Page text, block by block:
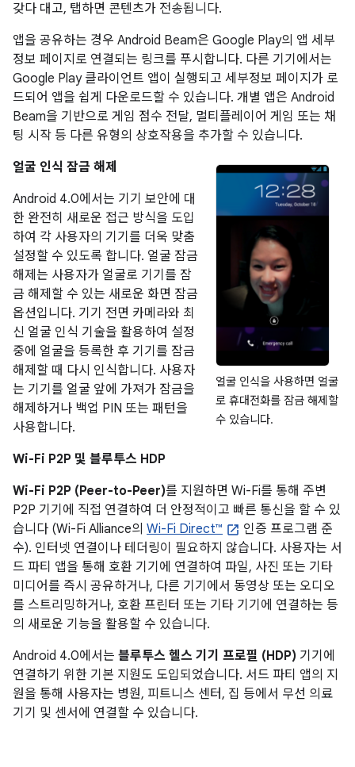
갖다 대고, 탭하면 콘텐츠가 전송됩니다.
앱을 공유하는 경우 Android Beam은 Google Play의 앱 세부
정보 페이지로 연결되는 링크를 푸시합니다. 다른 기기에서는
Google Play 클라이언트 앱이 실행되고 세부정보 페이지가 로
드되어 앱을 쉽게 다운로드할 수 있습니다. 개별 앱은 Android
Beam을 기반으로 게임 점수 전달, 멀티플레이어 게임 또는 채
팅 시작 등 다른 유형의 상호작용을 추가할 수 있습니다.
얼굴 인식을 사용하면 얼굴
로 휴대전화를 잠금 해제할
수 있습니다.
얼굴 인식 잠금 해제
Android 4.0에서는 기기 보안에 대
한 완전히 새로운 접근 방식을 도입
하여 각 사용자의 기기를 더욱 맞춤
설정할 수 있도록 합니다. 얼굴 잠금
해제는 사용자가 얼굴로 기기를 잠
금 해제할 수 있는 새로운 화면 잠금
옵션입니다. 기기 전면 카메라와 최
신 얼굴 인식 기술을 활용하여 설정
중에 얼굴을 등록한 후 기기를 잠금
해제할 때 다시 인식합니다. 사용자
는 기기를 얼굴 앞에 가져가 잠금을
해제하거나 백업 PIN 또는 패턴을
사용합니다.
Wi-Fi P2P 및 블루투스 HDP
Wi-Fi P2P (Peer-to-Peer)를 지원하면 Wi-Fi를 통해 주변
P2P 기기에 직접 연결하여 더 안정적이고 빠른 통신을 할 수 있
습니다 (Wi-Fi Alliance의 Wi-Fi Direct™
인증 프로그램 준
수). 인터넷 연결이나 테더링이 필요하지 않습니다. 사용자는 서
드 파티 앱을 통해 호환 기기에 연결하여 파일, 사진 또는 기타
미디어를 즉시 공유하거나, 다른 기기에서 동영상 또는 오디오
를 스트리밍하거나, 호환 프린터 또는 기타 기기에 연결하는 등
의 새로운 기능을 활용할 수 있습니다.
Android 4.0에서는 블루투스 헬스 기기 프로필 (HDP) 기기에
연결하기 위한 기본 지원도 도입되었습니다. 서드 파티 앱의 지
원을 통해 사용자는 병원, 피트니스 센터, 집 등에서 무선 의료
기기 및 센서에 연결할 수 있습니다.